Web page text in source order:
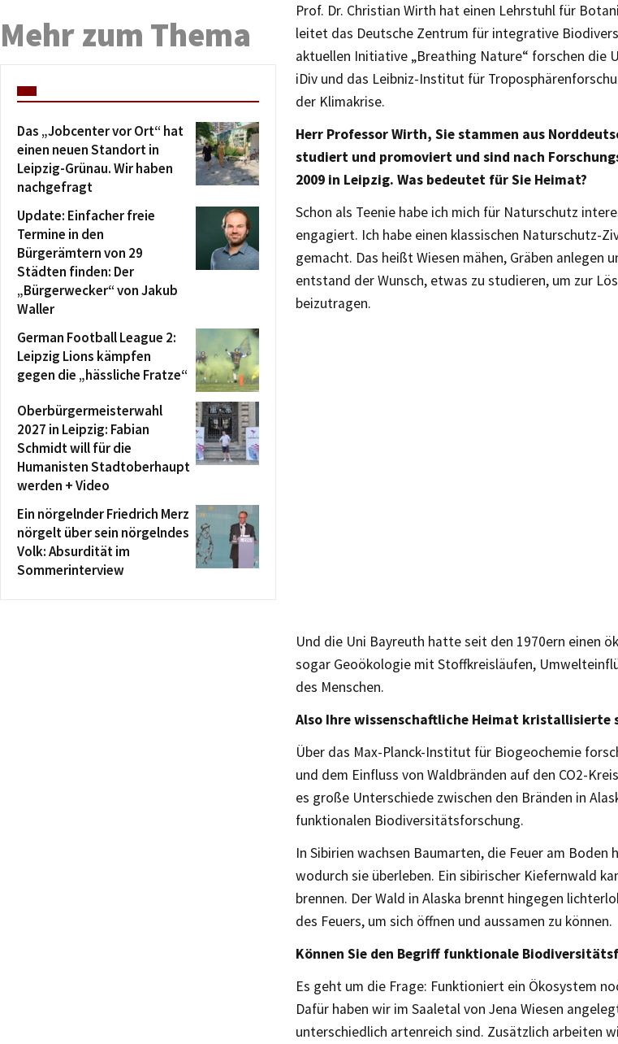
Prof. Dr. Christian Wirth hat einen Lehrstuhl für
leitet das Deutsche Zentrum für integrative
aktuellen Initiative „Breathing Nature“ forschen die
iDiv und das Leibniz-Institut für
der Klimakrise.
Herr Professor Wirth, Sie stammen aus
studiert und promoviert und sind nach
2009 in Leipzig. Was bedeutet für Sie Heimat?
Schon als Teenie habe ich mich für Naturschutz
engagiert. Ich habe einen klassischen Naturschutz-
gemacht. Das heißt Wiesen mähen, Gräben anlegen
entstand der Wunsch, etwas zu studieren, um zur
beizutragen.
Und die Uni Bayreuth hatte seit den 1970ern einen
sogar Geoökologie mit Stoffkreisläufen,
des Menschen.
Also Ihre wissenschaftliche Heimat kristallisierte
Über das Max-Planck-Institut für Biogeochemie
und dem Einfluss von Waldbränden auf den CO2-
es große Unterschiede zwischen den Bränden in
funktionalen Biodiversitätsforschung.
In Sibirien wachsen Baumarten, die Feuer am
wodurch sie überleben. Ein sibirischer Kiefernwald
brennen. Der Wald in Alaska brennt hingegen
des Feuers, um sich öffnen und aussamen zu können.
Können Sie den Begriff funktionale
Es geht um die Frage: Funktioniert ein Ökosystem
Dafür haben wir im Saaletal von Jena Wiesen
unterschiedlich artenreich sind. Zusätzlich arbeiten
Mehr zum Thema
Das „Jobcenter vor Ort“ hat
einen neuen Standort in
Leipzig-Grünau. Wir haben
nachgefragt
Update: Einfacher freie
Termine in den
Bürgerämtern von 29
Städten finden: Der
„Bürgerwecker“ von Jakub
Waller
German Football League 2:
Leipzig Lions kämpfen
gegen die „hässliche Fratze“
Oberbürgermeisterwahl
2027 in Leipzig: Fabian
Schmidt will für die
Humanisten Stadtoberhaupt
werden + Video
Ein nörgelnder Friedrich Merz
nörgelt über sein nörgelndes
Volk: Absurdität im
Sommerinterview